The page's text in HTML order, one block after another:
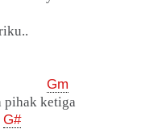
Gm
pihak ketiga
G#